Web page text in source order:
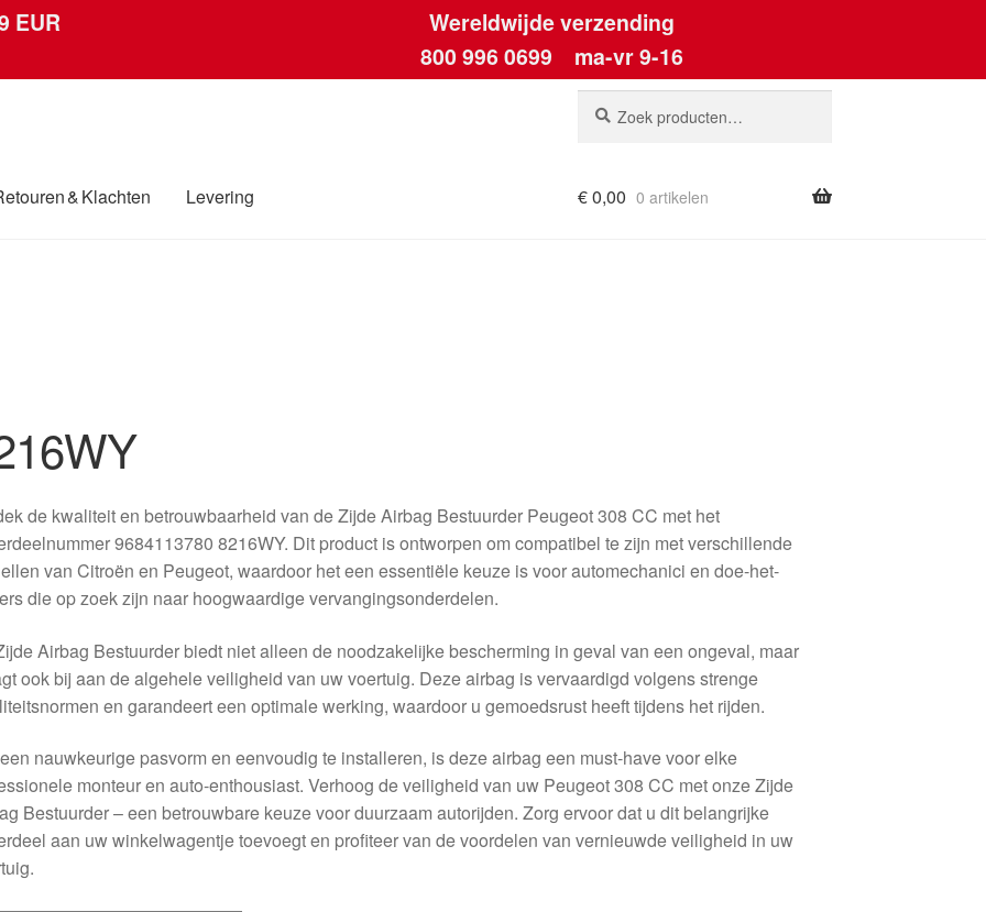
EUR
Wereldwijde verzending
800 996 0699 ma-vr 9-16
naar:
& Klachten Levering €0,00 0 artikelen
de kwaliteit en betrouwbaarheid van de Zijde Airbag Bestuurder Peugeot 308 CC met het
9684113780 8216WY. Dit product is ontworpen om compatibel te zijn met verschillende
van Citroën en Peugeot, waardoor het een essentiële keuze is voor automechanici en doe-het-
die op zoek zijn naar hoogwaardige vervangingsonderdelen.
Airbag Bestuurder biedt niet alleen de noodzakelijke bescherming in geval van een ongeval, maar
ook bij aan de algehele veiligheid van uw voertuig. Deze airbag is vervaardigd volgens strenge
en garandeert een optimale werking, waardoor u gemoedsrust heeft tijdens het rijden.
nauwkeurige pasvorm en eenvoudig te installeren, is deze airbag een must-have voor elke
monteur en auto-enthousiast. Verhoog de veiligheid van uw Peugeot 308 CC met onze Zijde
Bestuurder – een betrouwbare keuze voor duurzaam autorijden. Zorg ervoor dat u dit belangrijke
aan uw winkelwagentje toevoegt en profiteer van de voordelen van vernieuwde veiligheid in uw